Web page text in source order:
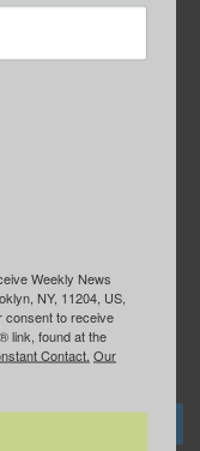
“ИЩУ СОВЕТА”
Weekly News
NY, 11204, US,
consent to receive
link, found at the
Contact. Our